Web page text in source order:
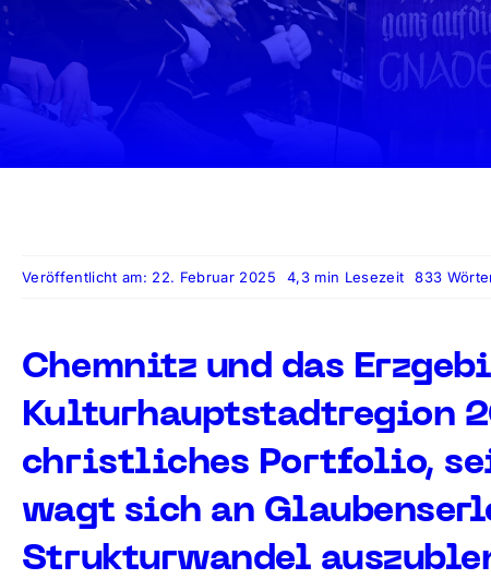
Veröffentlicht am: 22. Februar 2025 4,3 min Lesezeit 833
Chemnitz und das
Kulturhauptstadtregion
christliches Portfolio,
wagt sich an
Strukturwandel